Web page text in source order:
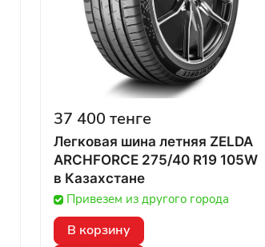
37 400 тенге
Легковая шина летняя ZELDA
ARCHFORCE 275/40 R19 105W
в Казахстане
Привезем из другого города
В корзину